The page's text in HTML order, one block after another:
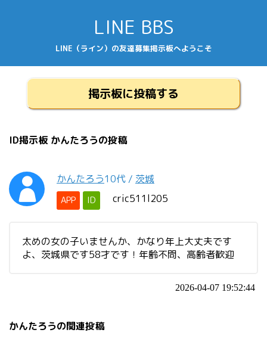
LINE BBS
LINE（ライン）の友達募集掲示板へようこそ
掲示板に投稿する
ID掲示板 かんたろうの投稿
かんたろう10代 / 茨城
APP ID cric511l205
太めの女の子いませんか、かなり年上大丈夫です
よ、茨城県です58才です！年齢不問、高齢者歓迎
2026-04-07 19:52:44
かんたろうの関連投稿